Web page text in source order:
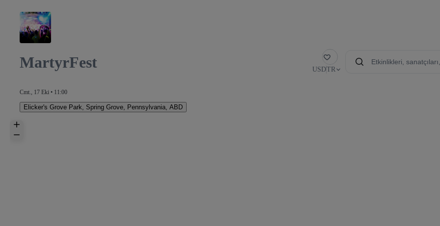
MartyrFest
Cmt., 17 Eki • 11:00
Elicker's Grove Park Spring Grove, Pennsylvania, ABD
USDTR